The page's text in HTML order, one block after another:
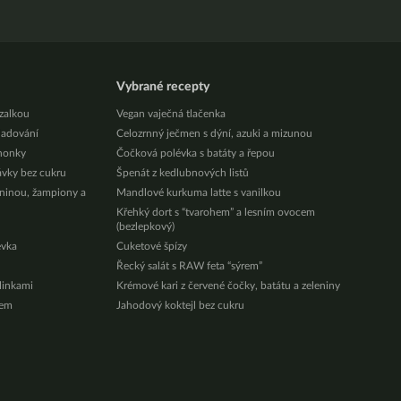
bez cukru
žampiony a
Vybrané recepty
Vegan vaječná tlačenka
Celozrnný ječmen s dýní, azuki a mizunou
Čočková polévka s batáty a řepou
Špenát z kedlubnových listů
Mandlové kurkuma latte s vanilkou
Křehký dort s “tvarohem” a lesním ovocem
(bezlepkový)
Cuketové špízy
Řecký salát s RAW feta “sýrem”
Krémové kari z červené čočky, batátu a zeleniny
Jahodový koktejl bez cukru